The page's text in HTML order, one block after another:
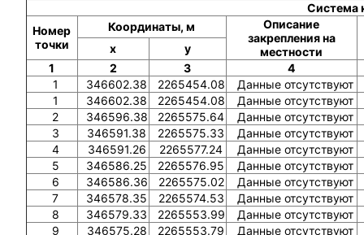
Система
Номер
точки
Координаты, м
Описание
закрепления на
местности
x
y
1
2 3
4
1
346602.38 2265454.08
Данные отсутствуют
1
346602.38 2265454.08
Данные отсутствуют
2
346596.38 2265575.64
Данные отсутствуют
3
346591.38 2265575.33
Данные отсутствуют
4
346591.26 2265577.24
Данные отсутствуют
5
346586.25 2265576.95
Данные отсутствуют
6
346586.36 2265575.02
Данные отсутствуют
7
346578.35 2265574.53
Данные отсутствуют
8
346579.33 2265553.99
Данные отсутствуют
9
346575.28 2265553.79
Данные отсутствуют